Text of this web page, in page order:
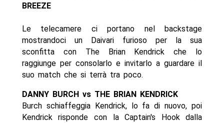
BREEZE
Le telecamere ci portano nel backstage
mostrandoci un Daivari furioso per la sua
sconfitta con The Brian Kendrick che lo
raggiunge per consolarlo e invitarlo a guardare il
suo match che si terrà tra poco.
DANNY BURCH vs THE BRIAN KENDRICK
Burch schiaffeggia Kendrick, lo fa di nuovo, poi
Kendrick risponde con la Captain's Hook dalla